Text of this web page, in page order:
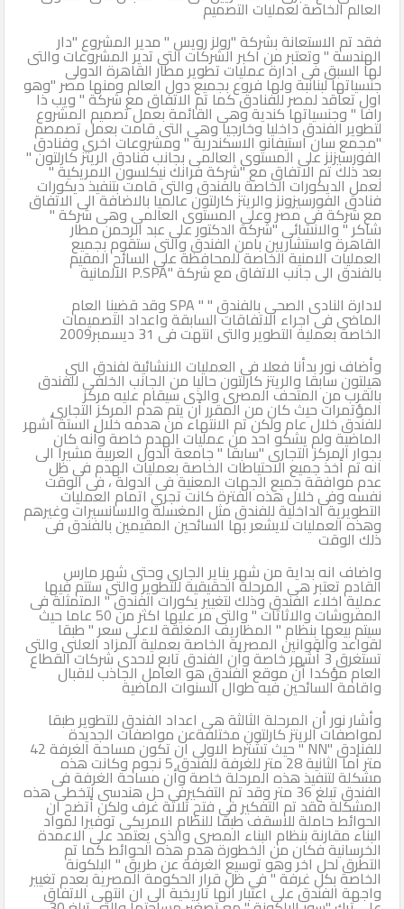
العالم الخاصة لعمليات التصميم
فقد تم الاستعانة بشركة "رولز رويس " مدير المشروع "دار
الهندسة " وتعتبر من اكبر الشركات التى تدير المشروعات والتى
لها السبق فى ادارة عمليات تطوير مطار القاهرة الدولى
جنسياتها لبنانبة ولها فروع بجميع دول العالم ومنها مصر "وهو
اول تعاقد لمصر للفنادق كما تم الاتفاق مع شركة " ويب ذا
رافا " وجنسياتها كندية وهى القائمة بعمل تصميم المشروع
لتطوير الفندق داخليا وخارجيا وهى التى قامت بعمل تصمصم
"مجمع سان استيفانو الاسكندرية " ومشروعات اخرى وفنادق
الفورسيزنز على المستوى العالمى بجانب فنادق الريتز كارلتون "
بعد ذلك تم الاتفاق مع "شركة فرانك نيكلسون الامريكية "
لعمل الديكورات الخاصة بالفندق والتى قامت بتنفيذ ديكورات
فنادق الفورسيزونز والريتز كارلتون عالميا بالاضافة الى الاتفاق
مع شركة فى مصر وعلى المستوى العالمى وهى شركة "
شاكر " والانشائى "شركة الدكتور على عبد الرحمن مطار
القاهرة واستشاريين بامن الفندق والتى ستقوم بجميع
العمليات الامنية الخاصة للمحافظة على السائح المقيم
بالفندق الى جانب الاتفاق مع شركة "P.SPA الالمانية
لادارة النادى الصحى بالفندق " " SPA وقد قضينا العام
الماضى فى اجراء الاتفاقات السابقة واعداد التصميمات
الخاصة بعملية التطوير والتى انتهت فى 31 ديسمبر2009
وأضاف نور بدأنا فعلا فى العمليات الانشائية لفندق الني
هيلتون سابقا والريتز كارلتون حاليا من الجانب الخلفى للفندق
بالقرب من المتحف المصرى والذى سيقام عليه مركز
المؤتمرات حيث كان من المقرر أن يتم هدم المركز التجارى
للفندق خلال عام ولكن تم الانتهاء من هدمه خلال الستة أشهر
الماضية ولم يشكو احد من عمليات الهدم خاصة وأنه كان
بجوار المركز التجارى "سابقا " جامعة الدول العربية مشيرا الى
انه تم أخذ جميع الاحتياطات الخاصة بعمليات الهدم فى ظل
عدم موافقة جميع الجهات المعنية فى الدولة ، فى الوقت
نفسه وفى خلال هذه الفترة كانت تجرى اتمام العمليات
التطويرية الداخلية للفندق مثل المغسلة والاسانسيرات وغيرهم
وهذه العمليات لايشعر بها السائحين المقيمين بالفندق فى
ذلك الوقت
واضاف انه بداية من شهر يناير الجارى وحتى شهر مارس
القادم تعتبر هى المرحلة الحقيقية للتطوير والتى ستتم فيها
عملية اخلاء الفندق وذلك لتغيير يكورات الفندق " المتمثلة فى
المفروشات والاثاثات " والتى مر عليها اكثر من 50 عاما حيث
سيتم بيعها بنظام " المظاريف المغلقة لاعلى سعر " طبقا
لقواعد والقوانين المصرية الخاصة بعملية المزاد العلنى والتى
تستغرق 3 أشهر خاصة وأن الفندق تابع لاحدى شركات القطاع
العام مؤكدا أن موقع الفندق هو العامل الجاذب لاقبال
واقامة السائحين فيه طوال السنوات الماضية
وأشار نور أن المرحلة الثالثة هى اعداد الفندق للتطوير طبقا
لمواصفات الريتز كارلتون مختلفةعن مواصفات الجديدة
للفنادق "NN " حيث تشترط الاولى ان تكون مساحة الغرفة 42
متر أما الثانية 28 متر للغرفة للفندق 5 نجوم وكانت هذه
مشكلة لتنفيذ هذه المرحلة خاصة وأن مساحة الغرفة فى
الفندق تبلغ 36 متر وقد تم التفكيرفى حل هندسى لتخطى هذه
المشكلة فقد تم التفكير فى فتح ثلاثة غرف ولكن أتضح ان
الحوائط حاملة للاسقف طبقا للنظام الامريكى توفيرا لمواد
البناء مقارنة بنظام البناء المصرى والذى يعتمد على الاعمدة
الخرسانية فكان من الخطورة هدم هذه الحوائط كما تم
التطرق لحل اخر وهو توسيع الغرفة عن طريق " البلكونة
الخاصة بكل غرفة " فى ظل قرار الحكومة المصرية بعدم تغيير
واجهة الفندق على اعتبار انها تاريخية الى ان انتهى الاتفاق